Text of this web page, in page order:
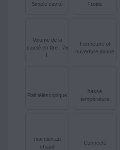
Simple cavité
Froide
Volume de la
cavité en litre : 76
L
Fermeture et
ouverture douce
Rail téléscopique
basse
température
maintien au
chaud
Connecté